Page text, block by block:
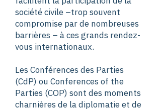
société civile –trop souvent
compromise par de nombreuses
barrières – à ces grands rendez-
vous internationaux.
Les Conférences des Parties
(CdP) ou Conferences of the
Parties (COP) sont des moments
charnières de la diplomatie et de